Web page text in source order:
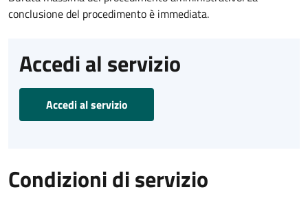
conclusione del procedimento è immediata.
Accedi al servizio
Accedi al servizio
Condizioni di servizio